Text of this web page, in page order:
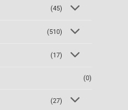
(45)
(510)
(17)
(0)
(27)